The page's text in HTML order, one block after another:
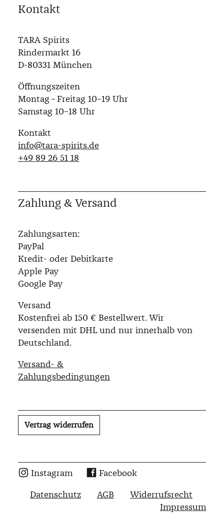
Kontakt
TARA Spirits
Rindermarkt 16
D-80331 München
Öffnungszeiten
Montag – Freitag 10–19 Uhr
Samstag 10–18 Uhr
Kontakt
info@tara-spirits.de
‭+49 89 26 51 18‬
Zahlung & Versand
Zahlungsarten:
PayPal
Kredit- oder Debitkarte
Apple Pay
Google Pay
Versand
Kostenfrei ab 150 € Bestellwert. Wir
versenden mit DHL und nur innerhalb von
Deutschland.
Versand- &
Zahlungsbedingungen
Vertrag widerrufen
Instagram
Facebook
Datenschutz
AGB
Widerrufsrecht
Impressum